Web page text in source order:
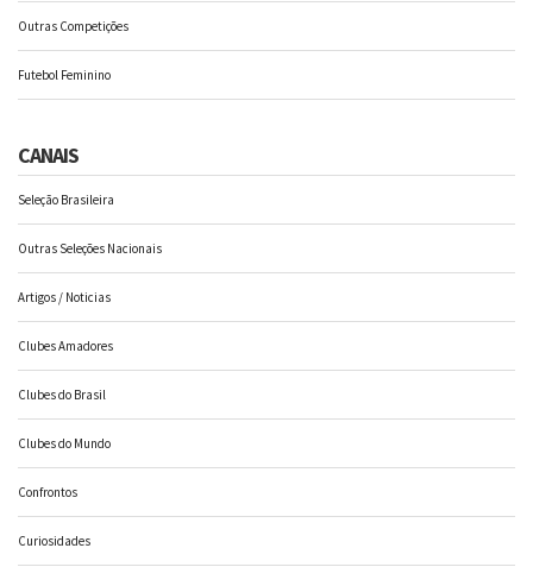
Outras Competições
Futebol Feminino
CANAIS
Seleção Brasileira
Outras Seleções Nacionais
Artigos / Noticias
Clubes Amadores
Clubes do Brasil
Clubes do Mundo
Confrontos
Curiosidades